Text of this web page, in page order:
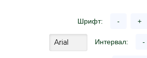
Шрифт: - +
Интервал: -